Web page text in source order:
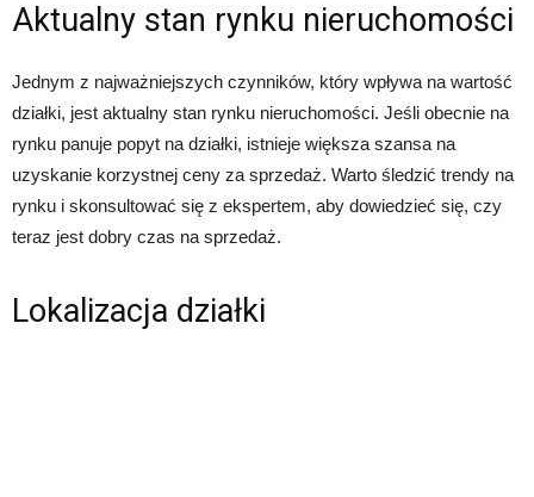
Aktualny stan rynku nieruchomości
Jednym z najważniejszych czynników, który wpływa na wartość
działki, jest aktualny stan rynku nieruchomości. Jeśli obecnie na
rynku panuje popyt na działki, istnieje większa szansa na
uzyskanie korzystnej ceny za sprzedaż. Warto śledzić trendy na
rynku i skonsultować się z ekspertem, aby dowiedzieć się, czy
teraz jest dobry czas na sprzedaż.
Lokalizacja działki